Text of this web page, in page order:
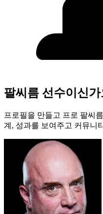
팔씨름 선수이신가
프로필을 만들고 프로 팔씨
계, 성과를 보여주고 커뮤니